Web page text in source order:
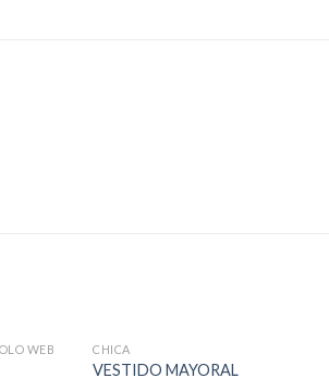
WEB CHICA
VESTIDO MAYORAL